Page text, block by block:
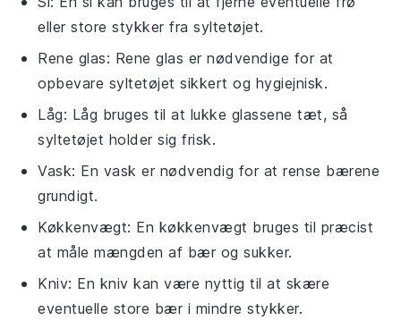
eller store stykker fra syltetøjet.
Rene glas: Rene glas er nødvendige for at
opbevare syltetøjet sikkert og hygiejnisk.
Låg: Låg bruges til at lukke glassene tæt, så
syltetøjet holder sig frisk.
Vask: En vask er nødvendig for at rense bærene
grundigt.
Køkkenvægt: En køkkenvægt bruges til præcist
at måle mængden af bær og sukker.
Kniv: En kniv kan være nyttig til at skære
eventuelle store bær i mindre stykker.